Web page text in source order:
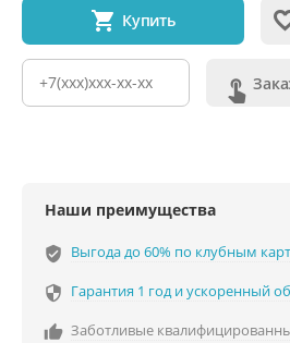
Купить
Наши преимущества
verified_user Выгода до 60% по клубным
 Гарантия 1 год и ускоренный
 Заботливые